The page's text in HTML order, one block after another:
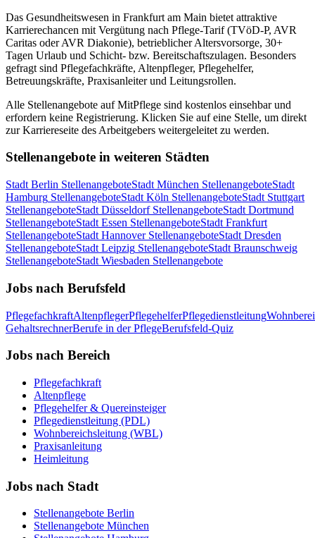
Das Gesundheitswesen in Frankfurt am Main bietet attraktive
Karrierechancen mit Vergütung nach Pflege-Tarif (TVöD-P, AVR
Caritas oder AVR Diakonie), betrieblicher Altersvorsorge, 30+
Tagen Urlaub und Schicht- bzw. Bereitschaftszulagen. Besonders
gefragt sind Pflegefachkräfte, Altenpfleger, Pflegehelfer,
Betreuungskräfte, Praxisanleiter und Leitungsrollen.
Alle Stellenangebote auf MitPflege sind kostenlos einsehbar und
erfordern keine Registrierung. Klicken Sie auf eine Stelle, um direkt
zur Karriereseite des Arbeitgebers weitergeleitet zu werden.
Stellenangebote in weiteren Städten
Stadt Berlin StellenangeboteStadt München StellenangeboteStadt
Hamburg StellenangeboteStadt Köln StellenangeboteStadt Stuttgart
StellenangeboteStadt DüsseldorfStellenangeboteStadt Dortmund
StellenangeboteStadt Essen StellenangeboteStadt Frankfurt
StellenangeboteStadt HannoverStellenangeboteStadt Dresden
StellenangeboteStadt Leipzig StellenangeboteStadt Braunschweig
StellenangeboteStadt Wiesbaden Stellenangebote
Jobs nach Berufsfeld
PflegefachkraftAltenpflegerPflegehelferPflegedienstleitung
GehaltsrechnerBerufe in der PflegeBerufsfeld-Quiz
Jobs nach Bereich
Pflegefachkraft
Altenpflege
Pflegehelfer & Quereinsteiger
Pflegedienstleitung (PDL)
Wohnbereichsleitung (WBL)
Praxisanleitung
Heimleitung
Jobs nach Stadt
Stellenangebote Berlin
Stellenangebote München